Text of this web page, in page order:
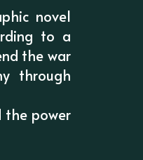
novel
to a
the war
through
the power